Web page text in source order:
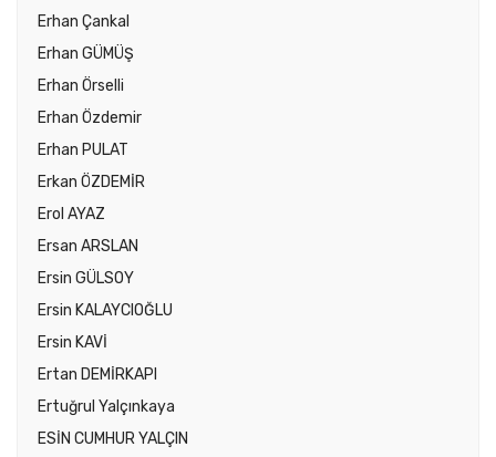
Erhan Çankal
Erhan GÜMÜŞ
Erhan Örselli
Erhan Özdemir
Erhan PULAT
Erkan ÖZDEMİR
Erol AYAZ
Ersan ARSLAN
Ersin GÜLSOY
Ersin KALAYCIOĞLU
Ersin KAVİ
Ertan DEMİRKAPI
Ertuğrul Yalçınkaya
ESİN CUMHUR YALÇIN